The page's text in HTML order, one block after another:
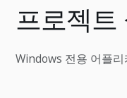
프로젝트
Windows 전용 어플